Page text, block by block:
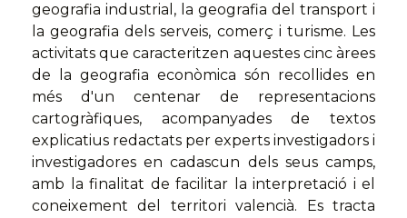
geografia industrial, la geografia del transport i
la geografia dels serveis, comerç i turisme. Les
activitats que caracteritzen aquestes cinc àrees
de la geografia econòmica són recollides en
més d'un centenar de representacions
cartogràfiques, acompanyades de textos
explicatius redactats per experts investigadors i
investigadores en cadascun dels seus camps,
amb la finalitat de facilitar la interpretació i el
coneixement del territori valencià. Es tracta